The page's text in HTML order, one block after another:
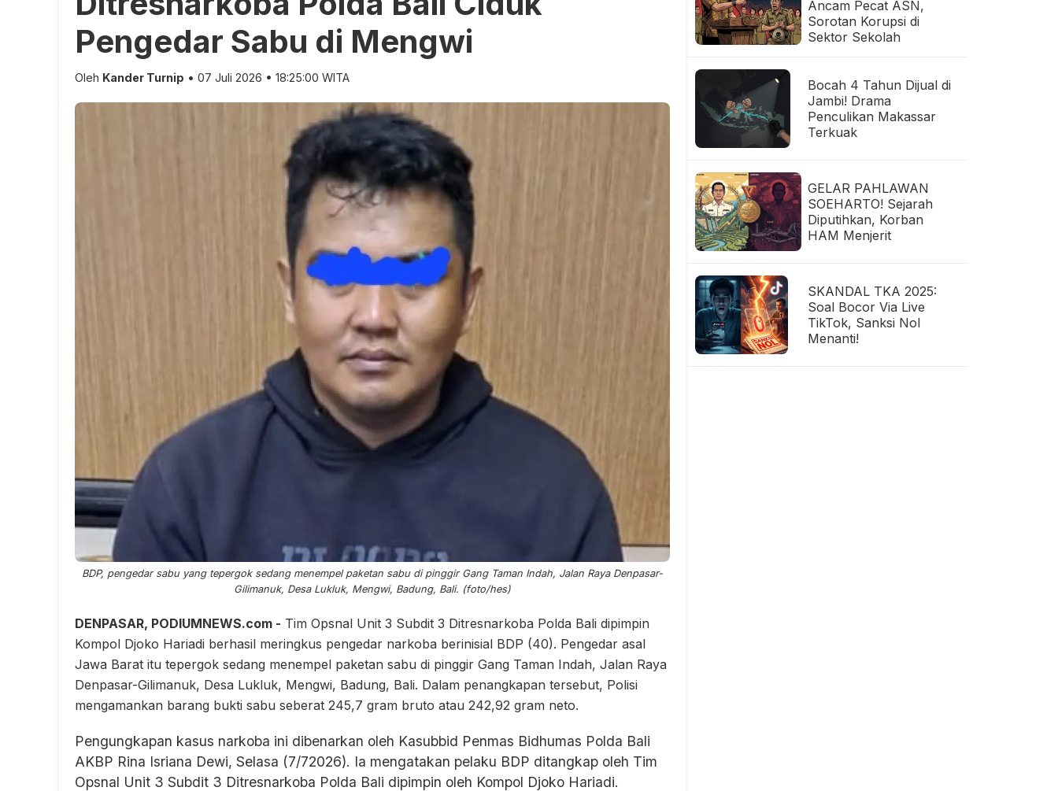
Pengedar Sabu di Mengwi
Oleh Kander Turnip • 07 Juli 2026 • 18:25:00 WITA
BDP, pengedar sabu yang tepergok sedang menempel paketan sabu di pinggir Gang Taman Indah, Jalan Raya Denpasar-
Gilimanuk, Desa Lukluk, Mengwi, Badung, Bali. (foto/hes)
DENPASAR, PODIUMNEWS.com - Tim Opsnal Unit 3 Subdit 3 Ditresnarkoba Polda Bali dipimpin
Kompol Djoko Hariadi berhasil meringkus pengedar narkoba berinisial BDP (40). Pengedar asal
Jawa Barat itu tepergok sedang menempel paketan sabu di pinggir Gang Taman Indah, Jalan Raya
Denpasar-Gilimanuk, Desa Lukluk, Mengwi, Badung, Bali. Dalam penangkapan tersebut, Polisi
mengamankan barang bukti sabu seberat 245,7 gram bruto atau 242,92 gram neto.
Pengungkapan kasus narkoba ini dibenarkan oleh Kasubbid Penmas Bidhumas Polda Bali
AKBP Rina Isriana Dewi, Selasa (7/72026). Ia mengatakan pelaku BDP ditangkap oleh Tim
Opsnal Unit 3 Subdit 3 Ditresnarkoba Polda Bali dipimpin oleh Kompol Djoko Hariadi.
Ancam Pecat ASN,
Sorotan Korupsi di
Sektor Sekolah
Bocah 4 Tahun Dijual di
Jambi! Drama
Penculikan Makassar
Terkuak
GELAR PAHLAWAN
SOEHARTO! Sejarah
Diputihkan, Korban
HAM Menjerit
SKANDAL TKA 2025:
Soal Bocor Via Live
TikTok, Sanksi Nol
Menanti!